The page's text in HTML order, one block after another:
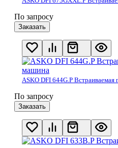
По запросу
Заказать
ASKO DFI 644G.P
По запросу
Заказать